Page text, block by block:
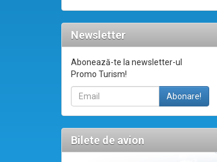
Newsletter
Abonează-te la newsletter-ul
Promo Turism!
Bilete de avion